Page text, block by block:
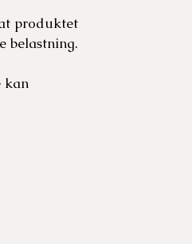
produktet
belastning.
kan